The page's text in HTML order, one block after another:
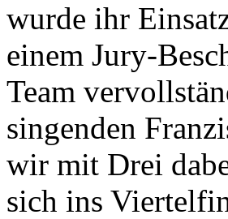
wurde ihr
einem Jury-
Team
singenden
wir mit Drei
sich ins